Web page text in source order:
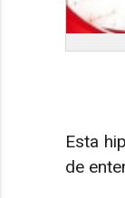
Esta
de